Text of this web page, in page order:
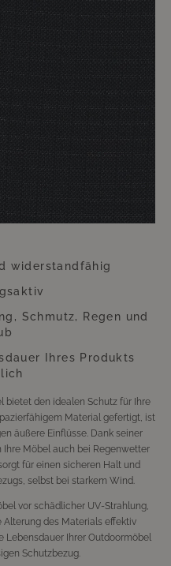
Möbel.
ist im sprichwörtlichen
erzielende Nutzen hält ungleich
Einstrahlung von Sonne und
Gerade an diesem Zubehör
kleine Investition wird sich
lange Zeit an Ihren wie neu
erfreuen können.
aufgrund der UV-Strahlung
jedoch weder die
Der Überzug besteht aus
widerstandfähig
Schmutz, Regen und
Ihres Produkts
bietet den idealen Schutz für Ihre
Material gefertigt, ist
äußere Einflüsse. Dank seiner
Möbel auch bei Regenwetter
für einen sicheren Halt und
selbst bei starkem Wind.
vor schädlicher UV-Strahlung,
des Materials effektiv
Lebensdauer Ihrer Outdoormöbel
Schutzbezug.